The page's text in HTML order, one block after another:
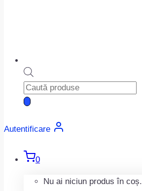
Products
search
Autentificare
0
Nu ai niciun produs în coș.